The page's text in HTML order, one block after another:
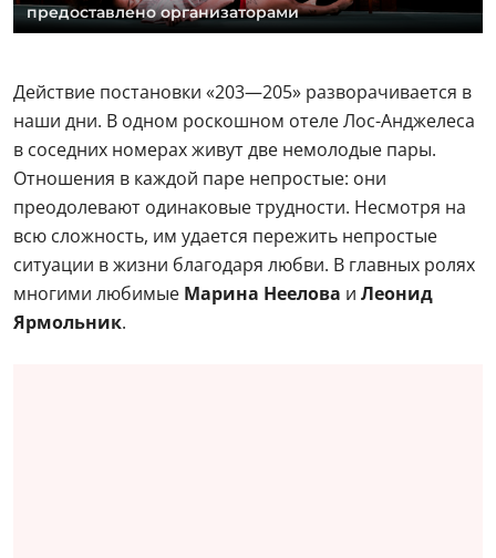
предоставлено организаторами
Действие постановки «203—205» разворачивается в
наши дни. В одном роскошном отеле Лос-Анджелеса
в соседних номерах живут две немолодые пары.
Отношения в каждой паре непростые: они
преодолевают одинаковые трудности. Несмотря на
всю сложность, им удается пережить непростые
ситуации в жизни благодаря любви. В главных ролях
многими любимые Марина Неелова и Леонид
Ярмольник.